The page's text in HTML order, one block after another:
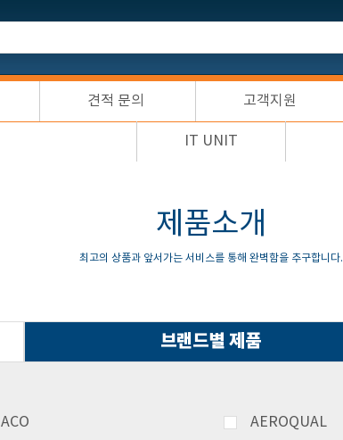
견적 문의 고객지원
IT UNIT
제품소개
최고의 상품과 앞서가는 서비스를 통해 완벽함을 추구합니다.
브랜드별 제품
ACO AEROQUAL